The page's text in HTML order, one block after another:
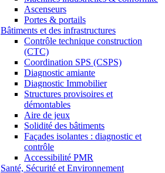
Ascenseurs
Portes & portails
Bâtiments et des infrastructures
Contrôle technique construction
(CTC)
Coordination SPS (CSPS)
Diagnostic amiante
Diagnostic Immobilier
Structures provisoires et
démontables
Aire de jeux
Solidité des bâtiments
Façades isolantes : diagnostic et
contrôle
Accessibilité PMR
Santé, Sécurité et Environnement